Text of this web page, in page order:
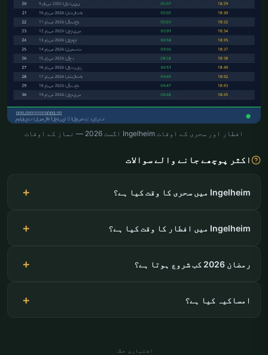
افطار اور سحری کے اوقات Ingelheim اگست 2026 — نماز کے اوقات
اکثر پوچھے جانے والے سوالات
Ingelheim میں سحری کا وقت کیا ہے؟
Ingelheim میں افطار کا وقت کیا ہے؟
رمضان 2026 کب شروع ہوتا ہے؟
امساکیہ کیا ہے؟
اشتہاری جگہ